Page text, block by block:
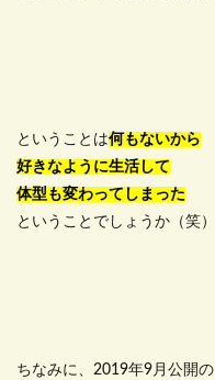
ということは何もないから
好きなように生活して
体型も変わってしまった
ということでしょうか（笑）
ちなみに、2019年9月公開の